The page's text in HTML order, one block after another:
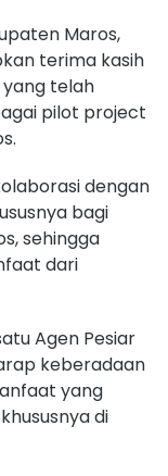
Maros,
terima kasih
telah
pilot project
dengan
bagi
sehingga
dari
Agen Pesiar
keberadaan
yang
di